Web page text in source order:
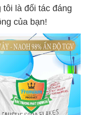
tôi là đối tác đáng
của bạn!